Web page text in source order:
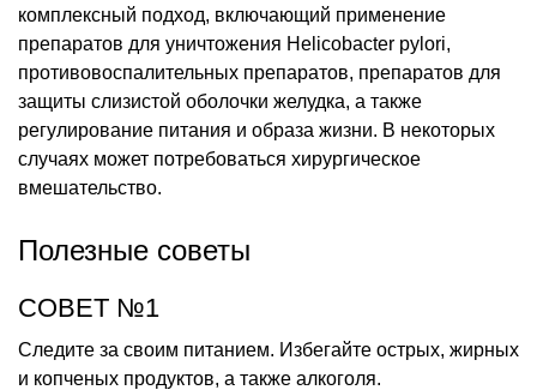
комплексный подход, включающий применение
препаратов для уничтожения Helicobacter pylori,
противовоспалительных препаратов, препаратов для
защиты слизистой оболочки желудка, а также
регулирование питания и образа жизни. В некоторых
случаях может потребоваться хирургическое
вмешательство.
Полезные советы
СОВЕТ №1
Следите за своим питанием. Избегайте острых, жирных
и копченых продуктов, а также алкоголя.